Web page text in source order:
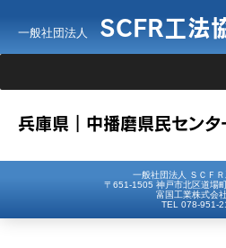
一般社団法人 SCFR工法
兵庫県｜中播磨県民センタ
一般社団法人 ＳＣＦ
〒651-1505 神戸市北区道場
富国工業株式会
TEL 078-951-